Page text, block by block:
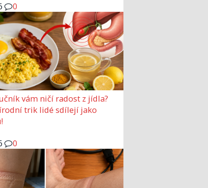
0
vám ničí radost z jídla?
trik lidé sdílejí jako
0